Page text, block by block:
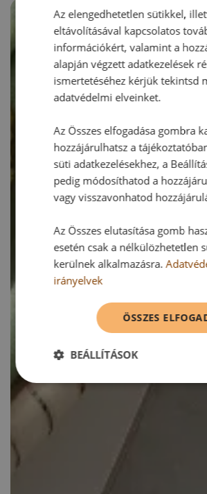
Az elengedhetetlen sütikkel,
eltávolításával kapcsolatos
információkért, valamint a
alapján végzett adatkezelések
ismertetéséhez kérjük tekintsd
adatvédelmi elveinket.
Az Összes elfogadása gombra
hozzájárulhatsz a
süti adatkezelésekhez, a
pedig módosíthatod a
vagy visszavonhatod
Az Összes elutasítása gomb
esetén csak a nélkülözhetetlen
kerülnek alkalmazásra.
irányelvek
ÖSSZES
BEÁLLÍTÁSOK